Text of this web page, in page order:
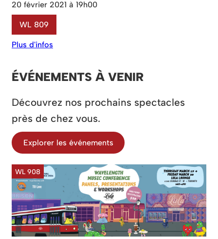
20 février 2021 à 19h00
WL 809
Plus d'infos
ÉVÉNEMENTS À VENIR
Découvrez nos prochains spectacles
près de chez vous.
Explorer les événements
WL 908